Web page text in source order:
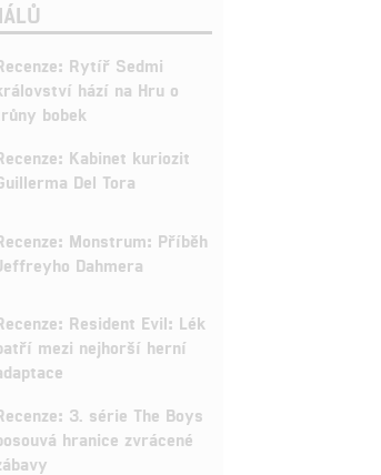
Rytíř Sedmi
hází na Hru o
bobek
Kabinet kuriozit
Del Tora
Monstrum: Příběh
Jeffreyho Dahmera
Resident Evil: Lék
mezi nejhorší herní
3. série The Boys
hranice zvrácené